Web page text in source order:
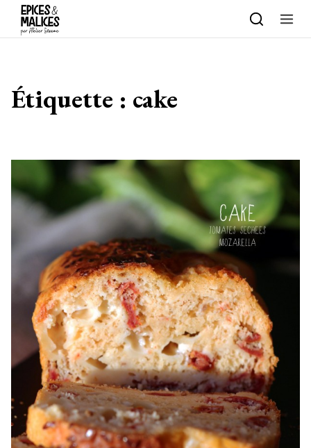
Skip to content
Étiquette : cake